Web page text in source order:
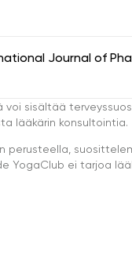
Journal of
voi sisältää
lääkärin konsultointia.
perusteella,
YogaClub ei tarjoa